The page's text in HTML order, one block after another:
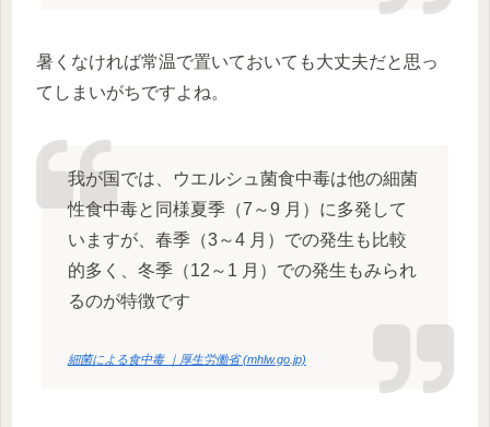
暑くなければ常温で置いておいても大丈夫だと思っ
てしまいがちですよね。
我が国では、ウエルシュ菌食中毒は他の細菌
性食中毒と同様夏季（7～9 月）に多発して
いますが、春季（3～4 月）での発生も比較
的多く、冬季（12～1 月）での発生もみられ
るのが特徴です
細菌による食中毒 ｜厚生労働省 (mhlw.go.jp)